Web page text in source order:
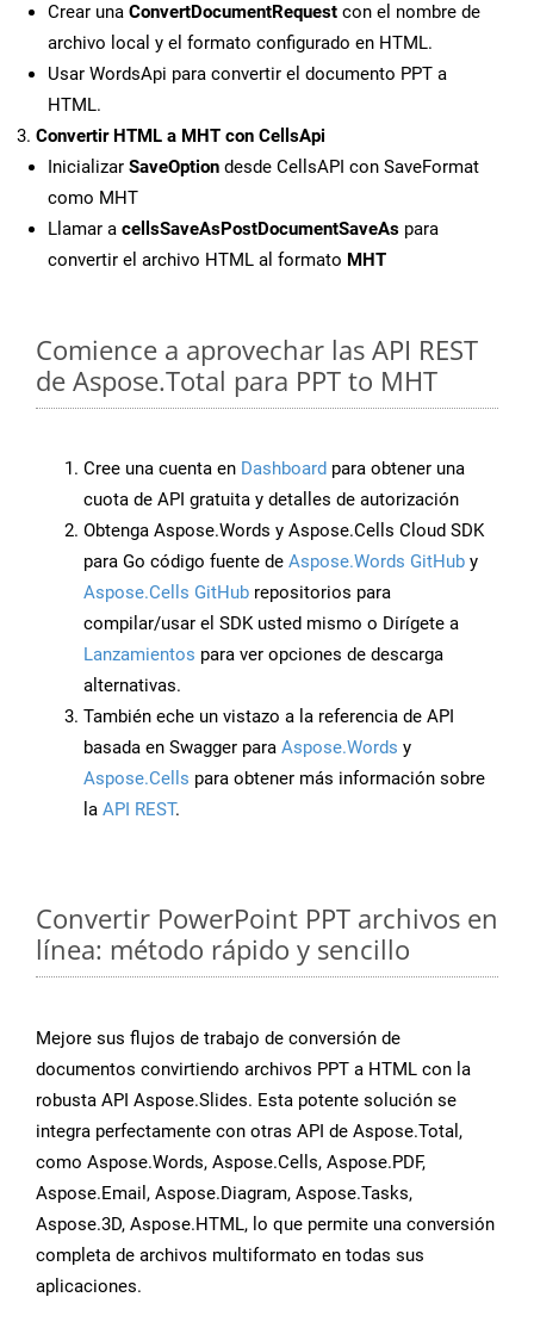
Crear una ConvertDocumentRequest con el nombre de
archivo local y el formato configurado en HTML.
Usar WordsApi para convertir el documento PPT a
HTML.
Convertir HTML a MHT con CellsApi
Inicializar SaveOption desde CellsAPI con SaveFormat
como MHT
Llamar a cellsSaveAsPostDocumentSaveAs para
convertir el archivo HTML al formato MHT
Comience a aprovechar las API REST
de Aspose.Total para PPT to MHT
Cree una cuenta en Dashboard para obtener una
cuota de API gratuita y detalles de autorización
Obtenga Aspose.Words y Aspose.Cells Cloud SDK
para Go código fuente de Aspose.Words GitHub y
Aspose.Cells GitHub repositorios para
compilar/usar el SDK usted mismo o Dirígete a
Lanzamientos para ver opciones de descarga
alternativas.
También eche un vistazo a la referencia de API
basada en Swagger para Aspose.Words y
Aspose.Cells para obtener más información sobre
la API REST.
Convertir PowerPoint PPT archivos en
línea: método rápido y sencillo
Mejore sus flujos de trabajo de conversión de
documentos convirtiendo archivos PPT a HTML con la
robusta API Aspose.Slides. Esta potente solución se
integra perfectamente con otras API de Aspose.Total,
como Aspose.Words, Aspose.Cells, Aspose.PDF,
Aspose.Email, Aspose.Diagram, Aspose.Tasks,
Aspose.3D, Aspose.HTML, lo que permite una conversión
completa de archivos multiformato en todas sus
aplicaciones.